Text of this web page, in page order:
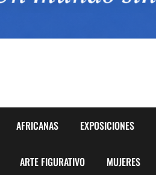
AFRICANAS EXPOSICIONES
ARTE FIGURATIVO MUJERES